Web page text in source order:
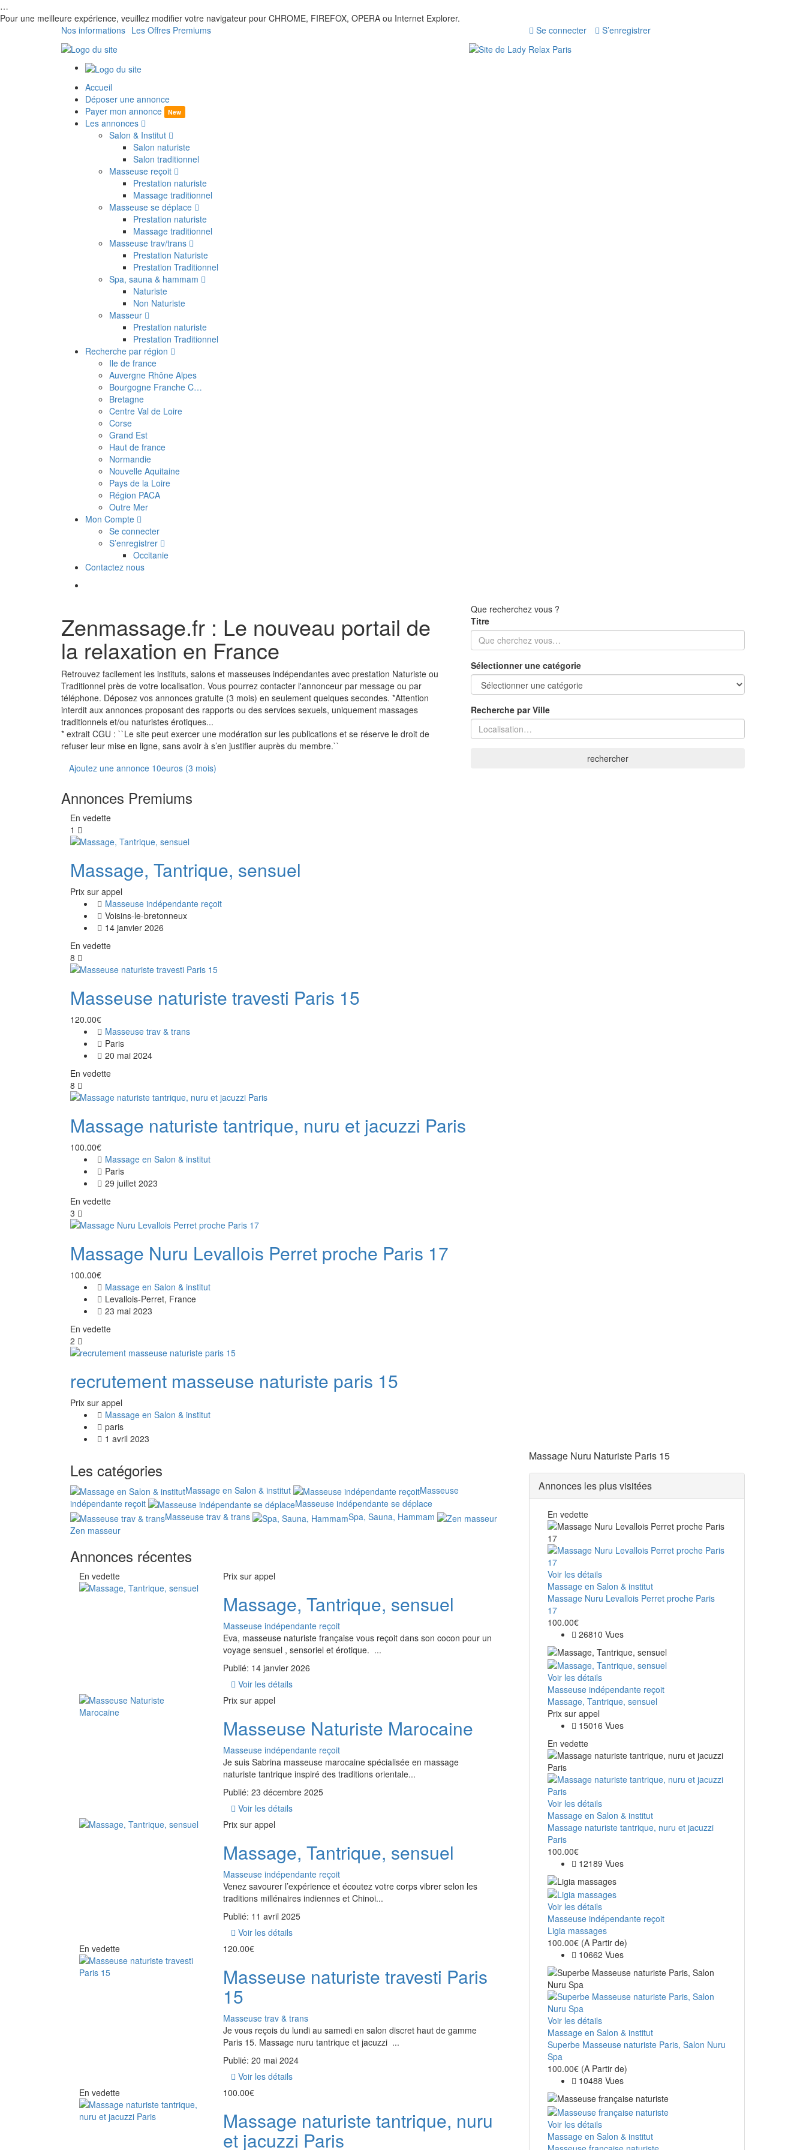
…
Pour une meilleure expérience, veuillez modifier votre navigateur pour CHROME, FIREFOX, OPERA ou Internet Explorer.
Nos informations Les Offres Premiums Se connecter S’enregistrer
Accueil
Déposer une annonce
Payer mon annonce
New
Les annonces
Salon & Institut
Salon naturiste
Salon traditionnel
Masseuse reçoit
Prestation naturiste
Massage traditionnel
Masseuse se déplace
Prestation naturiste
Massage traditionnel
Masseuse trav/trans
Prestation Naturiste
Prestation Traditionnel
Spa, sauna & hammam
Naturiste
Non Naturiste
Masseur
Prestation naturiste
Prestation Traditionnel
Recherche par région
Ile de france
Auvergne Rhône Alpes
Bourgogne Franche C…
Bretagne
Centre Val de Loire
Corse
Grand Est
Haut de france
Normandie
Nouvelle Aquitaine
Pays de la Loire
Région PACA
Outre Mer
Mon Compte
Se connecter
S’enregistrer
Occitanie
Contactez nous
Zenmassage.fr : Le nouveau portail de
la relaxation en France
Retrouvez facilement les instituts, salons et masseuses indépendantes avec prestation Naturiste ou
Traditionnel près de votre localisation. Vous pourrez contacter l'annonceur par message ou par
téléphone. Déposez vos annonces gratuite (3 mois) en seulement quelques secondes. *Attention
interdit aux annonces proposant des rapports ou des services sexuels, uniquement massages
traditionnels et/ou naturistes érotiques...
* extrait CGU : ``Le site peut exercer une modération sur les publications et se réserve le droit de
refuser leur mise en ligne, sans avoir à s’en justifier auprès du membre.``
Ajoutez une annonce 10euros (3 mois)
Que recherchez vous ?
Titre
Sélectionner une catégorie
Recherche par Ville
rechercher
Annonces Premiums
En vedette
1
Massage, Tantrique, sensuel
Prix ​​sur appel
Masseuse indépendante reçoit
Voisins-le-bretonneux
14 janvier 2026
En vedette
8
Masseuse naturiste travesti Paris 15
120.00€
Masseuse trav & trans
Paris
20 mai 2024
En vedette
8
Massage naturiste tantrique, nuru et jacuzzi Paris
100.00€
Massage en Salon & institut
Paris
29 juillet 2023
En vedette
3
Massage Nuru Levallois Perret proche Paris 17
100.00€
Massage en Salon & institut
Levallois-Perret, France
23 mai 2023
En vedette
2
recrutement masseuse naturiste paris 15
Prix ​​sur appel
Massage en Salon & institut
paris
1 avril 2023
Les catégories
Massage en Salon & institut
Masseuse
indépendante reçoit
Masseuse indépendante se déplace
Masseuse trav & trans
Spa, Sauna, Hammam
Zen masseur
Annonces récentes
En vedette Prix ​​sur appel
Massage, Tantrique, sensuel
Masseuse indépendante reçoit
Eva, masseuse naturiste française vous reçoit dans son cocon pour un
voyage sensuel , sensoriel et érotique. ...
Publié: 14 janvier 2026
Voir les détails
Prix ​​sur appel
Masseuse Naturiste Marocaine
Masseuse indépendante reçoit
Je suis Sabrina masseuse marocaine spécialisée en massage
naturiste tantrique inspiré des traditions orientale...
Publié: 23 décembre 2025
Voir les détails
Prix ​​sur appel
Massage, Tantrique, sensuel
Masseuse indépendante reçoit
Venez savourer l’expérience et écoutez votre corps vibrer selon les
traditions millénaires indiennes et Chinoi...
Publié: 11 avril 2025
Voir les détails
En vedette
120.00€
Masseuse naturiste travesti Paris
15
Masseuse trav & trans
Je vous reçois du lundi au samedi en salon discret haut de gamme
Paris 15. Massage nuru tantrique et jacuzzi ...
Publié: 20 mai 2024
Voir les détails
En vedette
100.00€
Massage naturiste tantrique, nuru
et jacuzzi Paris
Massage Nuru Naturiste Paris 15
Annonces les plus visitées
En vedette
Voir les détails
Massage en Salon & institut
Massage Nuru Levallois Perret proche Paris
17
100.00€
26810 Vues
Voir les détails
Masseuse indépendante reçoit
Massage, Tantrique, sensuel
Prix ​​sur appel
15016 Vues
En vedette
Voir les détails
Massage en Salon & institut
Massage naturiste tantrique, nuru et jacuzzi
Paris
100.00€
12189 Vues
Voir les détails
Masseuse indépendante reçoit
Ligia massages
100.00€ (A Partir de)
10662 Vues
Voir les détails
Massage en Salon & institut
Superbe Masseuse naturiste Paris, Salon Nuru
Spa
100.00€ (A Partir de)
10488 Vues
Voir les détails
Massage en Salon & institut